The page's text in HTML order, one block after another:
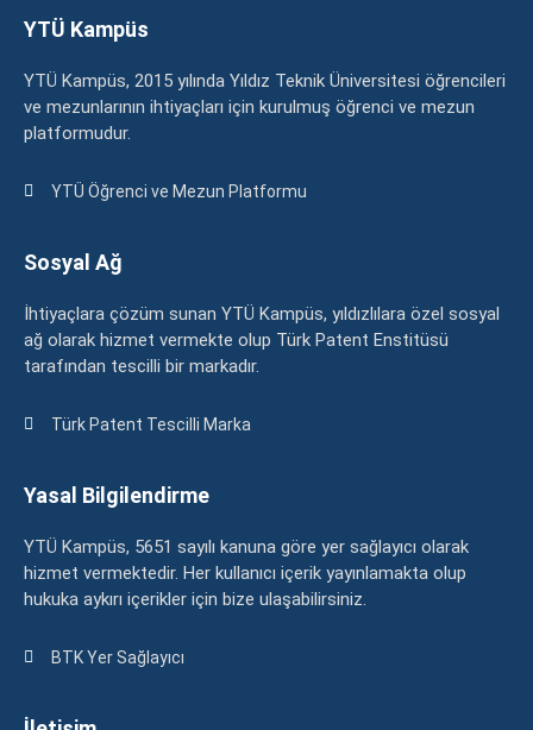
YTÜ Kampüs
YTÜ Kampüs, 2015 yılında Yıldız Teknik Üniversitesi öğrencileri
ve mezunlarının ihtiyaçları için kurulmuş öğrenci ve mezun
platformudur.
YTÜ Öğrenci ve Mezun Platformu
Sosyal Ağ
İhtiyaçlara çözüm sunan YTÜ Kampüs, yıldızlılara özel sosyal
ağ olarak hizmet vermekte olup Türk Patent Enstitüsü
tarafından tescilli bir markadır.
Türk Patent Tescilli Marka
Yasal Bilgilendirme
YTÜ Kampüs, 5651 sayılı kanuna göre yer sağlayıcı olarak
hizmet vermektedir. Her kullanıcı içerik yayınlamakta olup
hukuka aykırı içerikler için bize ulaşabilirsiniz.
BTK Yer Sağlayıcı